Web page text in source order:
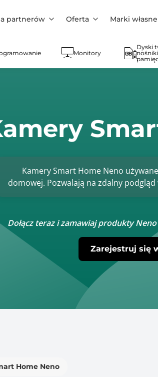
partnerów Oferta Marki własne
Monitory
Dyski
nośniki
Kamery Smart Home Neno
domowej. Pozwalają na zdalny
Dołącz teraz i zamawiaj produkty
Zarejestruj się
Home Neno